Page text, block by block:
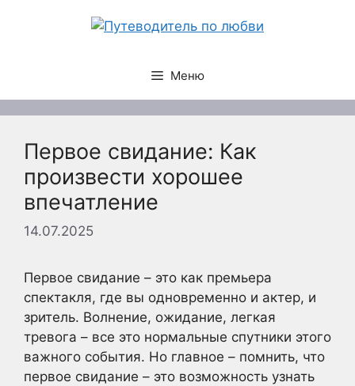
Меню
Первое свидание: Как
произвести хорошее
впечатление
14.07.2025
Первое свидание – это как премьера
спектакля, где вы одновременно и актер, и
зритель. Волнение, ожидание, легкая
тревога – все это нормальные спутники этого
важного события. Но главное – помнить, что
первое свидание – это возможность узнать